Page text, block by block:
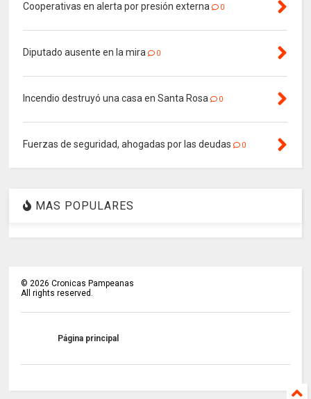
Cooperativas en alerta por presión externa 0
Diputado ausente en la mira 0
Incendio destruyó una casa en Santa Rosa 0
Fuerzas de seguridad, ahogadas por las deudas 0
MAS POPULARES
©2026 Cronicas Pampeanas
All rights reserved.
Página principal